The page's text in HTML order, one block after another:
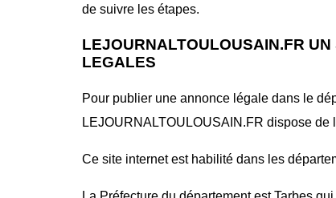
de suivre les étapes.
LEJOURNALTOULOUSAIN.FR UN
LEGALES
Pour publier une annonce légale dans le
LEJOURNALTOULOUSAIN.FR dispose
Ce site internet est habilité dans les